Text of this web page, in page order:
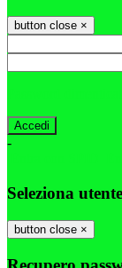
button close ×
-
Seleziona utente
button close ×